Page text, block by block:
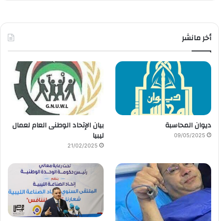
أخر مانشر
ديوان المحاسبة
09/05/2025
بيان الإتحاد الوطنى العام لعمال
ليبيا
21/02/2025